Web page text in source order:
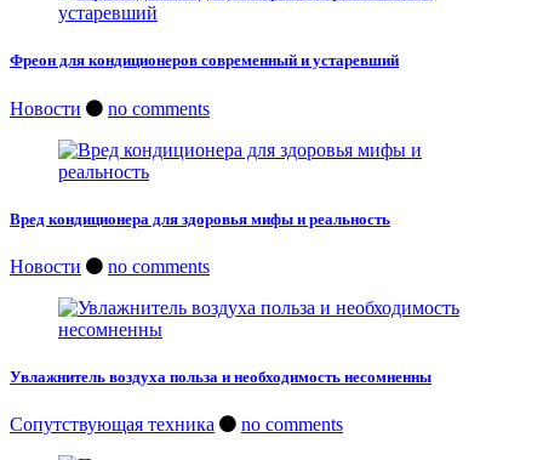
Фреон для кондиционеров современный и устаревший
Новости no comments
Вред кондиционера для здоровья мифы и реальность
Новости no comments
Увлажнитель воздуха польза и необходимость несомненны
Сопутствующая техника no comments